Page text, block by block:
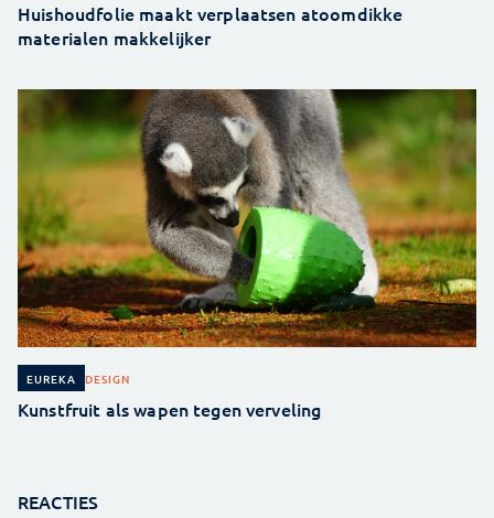
Huishoudfolie maakt verplaatsen atoomdikke
materialen makkelijker
EUREKA DESIGN
Kunstfruit als wapen tegen verveling
REACTIES